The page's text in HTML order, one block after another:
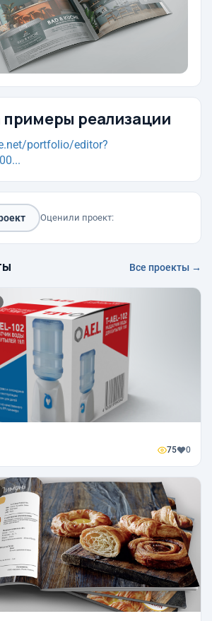
реализации
portfolio/editor?
Оценили проект:
Все проекты →
75 0